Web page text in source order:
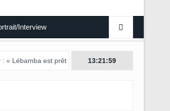
Interview
est prêt à accueillir ce grand événement »
13:22:00